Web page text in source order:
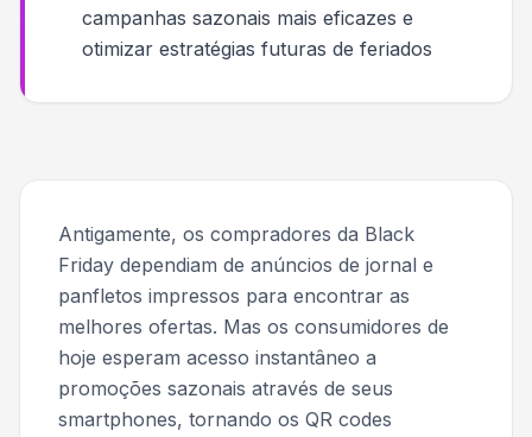
campanhas sazonais mais eficazes e
otimizar estratégias futuras de feriados
Antigamente, os compradores da Black
Friday dependiam de anúncios de jornal e
panfletos impressos para encontrar as
melhores ofertas. Mas os consumidores de
hoje esperam acesso instantâneo a
promoções sazonais através de seus
smartphones, tornando os QR codes